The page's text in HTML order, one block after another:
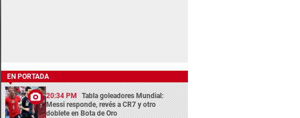
EN PORTADA
20:34 PM Tabla goleadores Mundial:
Messi responde, revés a CR7 y otro
doblete en Bota de Oro